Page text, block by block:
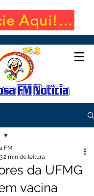
Aqui!
da UFMG
vacina
FM
2 min de leitura